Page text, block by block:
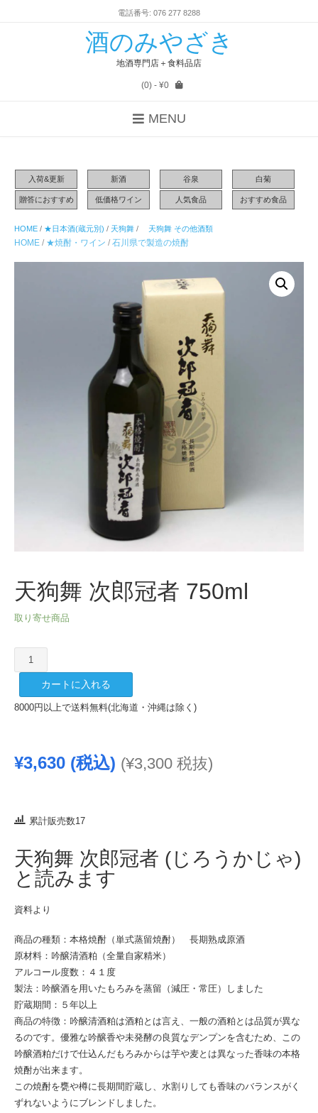
電話番号: 076 277 8288
酒のみやざき
地酒専門店＋食料品店
(0)- ¥0
MENU
入荷&更新 新酒 谷泉 白菊
贈答におすすめ 低価格ワイン 人気食品 おすすめ食品
HOME / ★日本酒(蔵元別) / 天狗舞 / 天狗舞 その他酒類
HOME / ★焼酎・ワイン / 石川県で製造の焼酎
天狗舞 次郎冠者 750ml
取り寄せ商品
狗
次
750ml
カートに入れる
8000円以上で送料無料(北海道・沖縄は除く)
¥3,630 (税込) (¥3,300 税抜)
累計販売数17
天狗舞 次郎冠者 (じろうかじゃ)
と読みます
資料より
商品の種類：本格焼酎（単式蒸留焼酎） 長期熟成原酒
原材料：吟醸清酒粕（全量自家精米）
アルコール度数：４１度
製法：吟醸酒を用いたもろみを蒸留（減圧・常圧）しました
貯蔵期間：５年以上
商品の特徴：吟醸清酒粕は酒粕とは言え、一般の酒粕とは品質が異な
るのです。優雅な吟醸香や未発酵の良質なデンプンを含むため、この
吟醸酒粕だけで仕込んだもろみからは芋や麦とは異なった香味の本格
焼酎が出来ます。
この焼酎を甕や樽に長期間貯蔵し、水割りしても香味のバランスがく
ずれないようにブレンドしました。